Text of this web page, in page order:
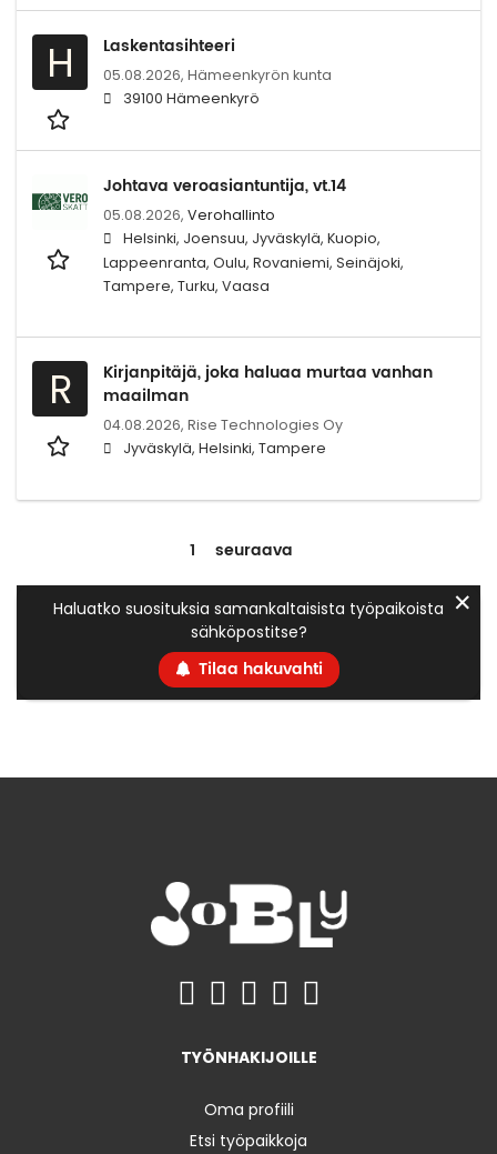
H Laskentasihteeri
05.08.2026, Hämeenkyrön kunta
39100 Hämeenkyrö
Johtava veroasiantuntija, vt.14
05.08.2026, Verohallinto
Helsinki, Joensuu, Jyväskylä, Kuopio,
Lappeenranta, Oulu, Rovaniemi, Seinäjoki,
Tampere, Turku, Vaasa
R
Kirjanpitäjä, joka haluaa murtaa vanhan
maailman
04.08.2026, Rise Technologies Oy
Jyväskylä, Helsinki, Tampere
1 seuraava
Haluatko suosituksia samankaltaisista työpaikoista
sähköpostitse?
Tilaa hakuvahti
✕
TYÖNHAKIJOILLE
Oma profiili
Etsi työpaikkoja